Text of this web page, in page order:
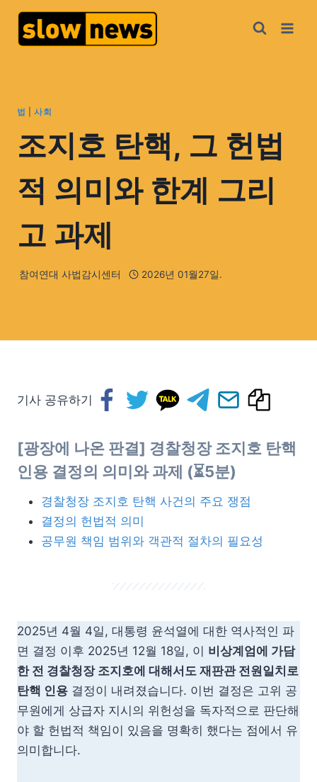
법 |사회
조지호 탄핵, 그 헌법
적 의미와 한계 그리
고 과제
참여연대 사법감시센터 2026년 01월27일.
기사 공유하기
[광장에 나온 판결] 경찰청장 조지호 탄핵
인용 결정의 의미와 과제 (⏳5분)
경찰청장 조지호 탄핵 사건의 주요 쟁점
결정의 헌법적 의미
공무원 책임 범위와 객관적 절차의 필요성
2025년 4월 4일, 대통령 윤석열에 대한 역사적인 파
면 결정 이후 2025년 12월 18일, 이 비상계엄에 가담
한 전 경찰청장 조지호에 대해서도 재판관 전원일치로
탄핵 인용 결정이 내려졌습니다. 이번 결정은 고위 공
무원에게 상급자 지시의 위헌성을 독자적으로 판단해
야 할 헌법적 책임이 있음을 명확히 했다는 점에서 유
의미합니다.